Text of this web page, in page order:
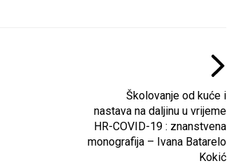
Školovanje od kuće i
nastava na daljinu u vrijeme
HR-COVID-19 : znanstvena
monografija – Ivana Batarelo
Kokić